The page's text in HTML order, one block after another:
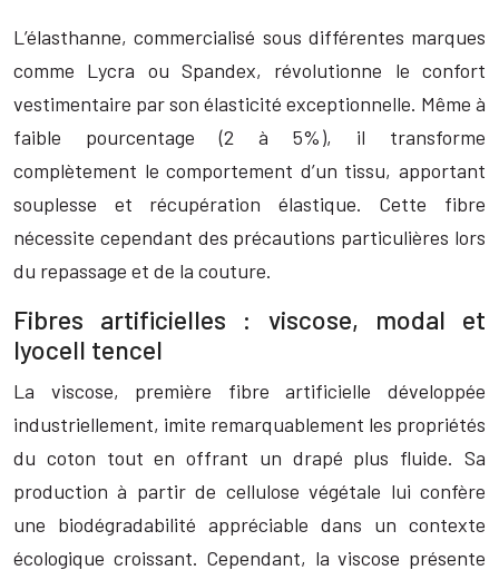
L’élasthanne, commercialisé sous différentes marques
comme Lycra ou Spandex, révolutionne le confort
vestimentaire par son élasticité exceptionnelle. Même à
faible pourcentage (2 à 5%), il transforme
complètement le comportement d’un tissu, apportant
souplesse et récupération élastique. Cette fibre
nécessite cependant des précautions particulières lors
du repassage et de la couture.
Fibres artificielles : viscose, modal et
lyocell tencel
La viscose, première fibre artificielle développée
industriellement, imite remarquablement les propriétés
du coton tout en offrant un drapé plus fluide. Sa
production à partir de cellulose végétale lui confère
une biodégradabilité appréciable dans un contexte
écologique croissant. Cependant, la viscose présente